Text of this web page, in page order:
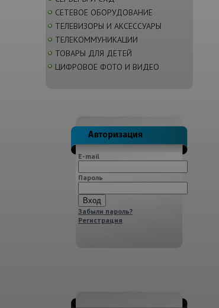
СЕТЕВОЕ ОБОРУДОВАНИЕ
ТЕЛЕВИЗОРЫ И АКСЕССУАРЫ
ТЕЛЕКОММУНИКАЦИИ
ТОВАРЫ ДЛЯ ДЕТЕЙ
ЦИФРОВОЕ ФОТО И ВИДЕО
E-mail
Пароль
Забыли пароль?
Регистрация